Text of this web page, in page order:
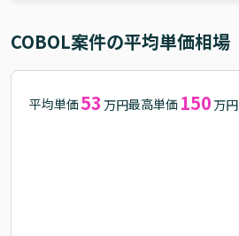
COBOL案件の平均単価相場
平均単価53 万円最高単価 150 万円